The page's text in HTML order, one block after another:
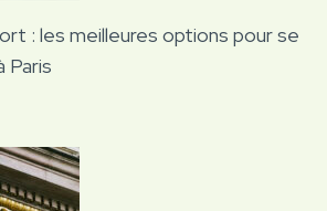
: les meilleures options pour se
Paris